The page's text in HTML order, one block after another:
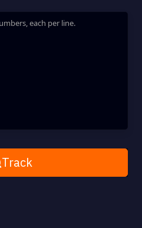
each per line.
Track